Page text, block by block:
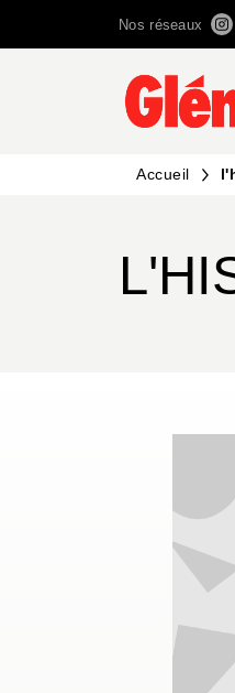
Nos réseaux
Accueil